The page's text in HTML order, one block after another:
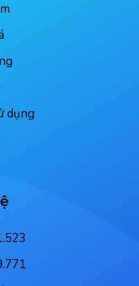
dụng